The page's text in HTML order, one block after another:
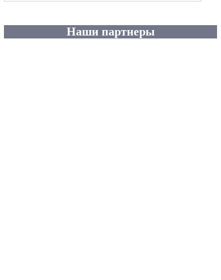
Наши партнеры